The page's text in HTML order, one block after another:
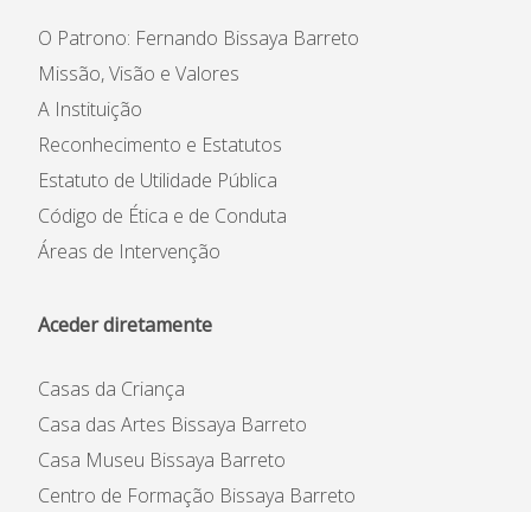
O Patrono: Fernando Bissaya Barreto
Missão, Visão e Valores
A Instituição
Reconhecimento e Estatutos
Estatuto de Utilidade Pública
Código de Ética e de Conduta
Áreas de Intervenção
Aceder diretamente
Casas da Criança
Casa das Artes Bissaya Barreto
Casa Museu Bissaya Barreto
Centro de Formação Bissaya Barreto